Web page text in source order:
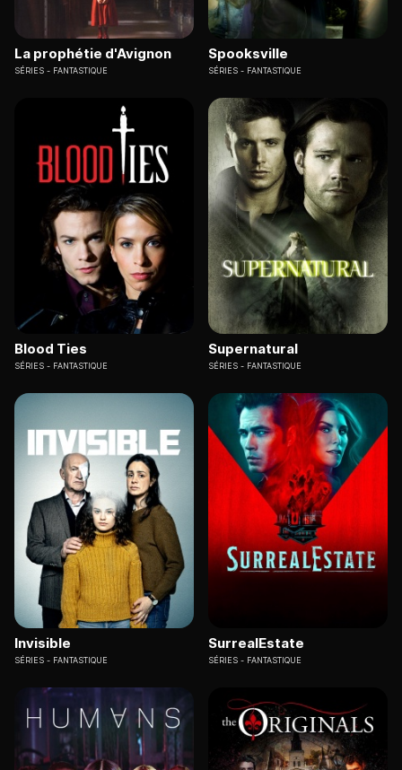
La prophétie d'Avignon
SÉRIES FANTASTIQUE
Spooksville
SÉRIES FANTASTIQUE
Blood Ties
SÉRIES FANTASTIQUE
Supernatural
SÉRIES FANTASTIQUE
Invisible
SÉRIES FANTASTIQUE
SurrealEstate
SÉRIES FANTASTIQUE